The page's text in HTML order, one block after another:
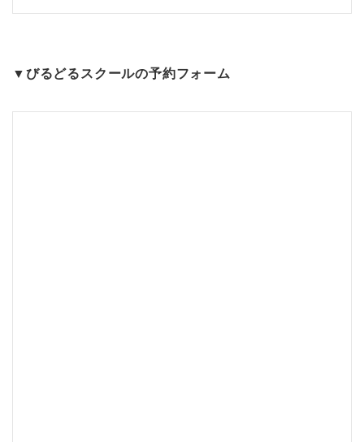
▼びるどるスクールの予約フォーム